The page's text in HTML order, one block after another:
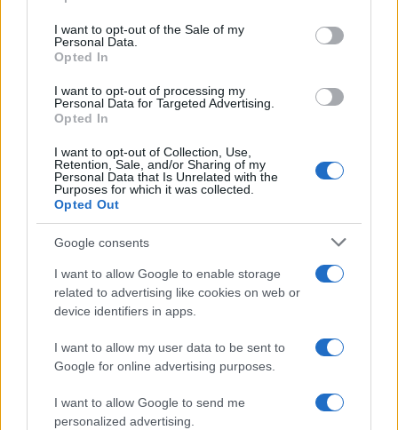
I want to opt-out of the Sale of my
Personal Data.
Opted In
I want to opt-out of processing my
Personal Data for Targeted Advertising.
Opted In
I want to opt-out of Collection, Use,
Retention, Sale, and/or Sharing of my
Personal Data that Is Unrelated with the
Purposes for which it was collected.
Opted Out
Google consents
I want to allow Google to enable storage
related to advertising like cookies on web or
device identifiers in apps.
I want to allow my user data to be sent to
Google for online advertising purposes.
I want to allow Google to send me
personalized advertising.